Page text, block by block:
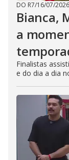
DO R7/16/07/2026
Bianca,
a
Finalistas
e do dia a dia